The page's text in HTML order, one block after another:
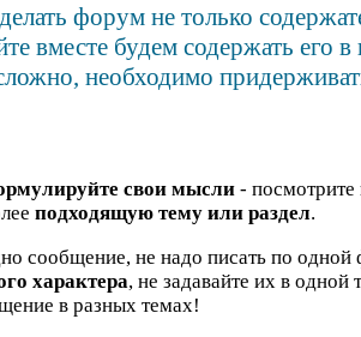
форум не только
вместе будем содержать его
необходимо
свои мысли -
подходящую тему или раздел.
сообщение, не надо писать по одной
характера, не задавайте их в
в разных темах!